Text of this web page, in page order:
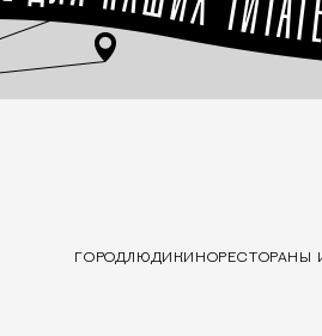
ГОРОДЛЮДИ КИНОРЕСТОРАНЫ